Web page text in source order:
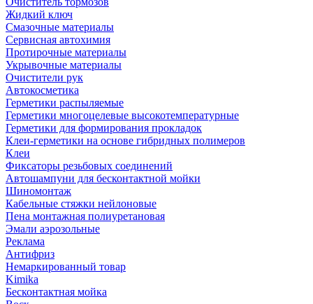
Жидкий ключ
Смазочные материалы
Сервисная автохимия
Протирочные материалы
Укрывочные материалы
Очистители рук
Автокосметика
Герметики распыляемые
Герметики многоцелевые высокотемпературные
Герметики для формирования прокладок
Клеи-герметики на основе гибридных полимеров
Клеи
Фиксаторы резьбовых соединений
Автошампуни для бесконтактной мойки
Шиномонтаж
Кабельные стяжки нейлоновые
Пена монтажная полиуретановая
Эмали аэрозольные
Реклама
Антифриз
Немаркированный товар
Kimika
Бесконтактная мойка